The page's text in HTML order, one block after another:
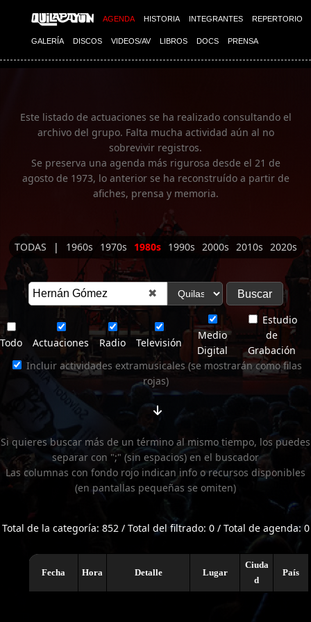
AGENDA HISTORIA INTEGRANTES REPERTORIO
GALERÍA DISCOS VIDEOS/AV LIBROS DOCS PRENSA
Imagen 01
Este listado de actuaciones se ha realizado consultando el
archivo del grupo. Falta mucha actividad aún al no
sobrevivir registros.
Se preserva una agenda más rigurosa desde el 21 de
agosto de 1973, lo anterior se ha reconstruído a partir de
afiches, prensa y memoria.
TODAS | 1960s 1970s 1980s 1990s 2000s 2010s 2020s
✖
Todo Actuaciones Radio Televisión
Medio
Digital
Estudio
de
Grabación
Incluir actividades extramusicales (se mostrarán como filas
rojas)
Si quieres buscar más de un término al mismo tiempo, los puedes
separar con ";" (sin espacios) en el buscador
Las columnas con fondo rojo indican info o recursos disponibles
(en pantallas pequeñas se omiten)
Total de la categoría: 852 / Total del filtrado: 0 / Total de agenda: 0
Fecha Hora Detalle Lugar
Ciuda
d
País